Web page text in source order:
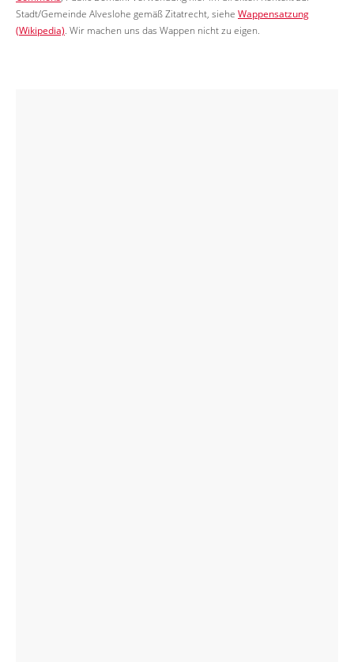
Stadt/Gemeinde Alveslohe gemäß Zitatrecht, siehe Wappensatzung
(Wikipedia). Wir machen uns das Wappen nicht zu eigen.